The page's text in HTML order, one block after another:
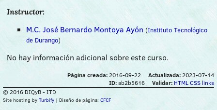
Instructor:
M.C. José Bernardo Montoya Ayón (Instituto Tecnológico
de Durango)
No hay información adicional sobre este curso.
Página creada: 2016-09-22 Actualizada: 2023-07-14
ID:ab2b5616 Validar: HTML CSS links
© 2016 DIQyB - ITD
Site hosting by Turbify| Diseño de página: CFCF